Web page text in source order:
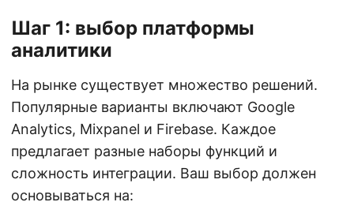
Шаг 1: выбор платформы
аналитики
На рынке существует множество решений.
Популярные варианты включают Google
Analytics, Mixpanel и Firebase. Каждое
предлагает разные наборы функций и
сложность интеграции. Ваш выбор должен
основываться на: